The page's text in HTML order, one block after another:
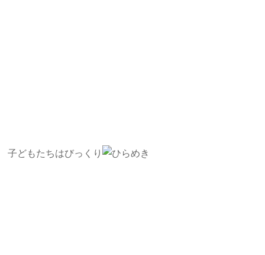
子どもたちはびっくり